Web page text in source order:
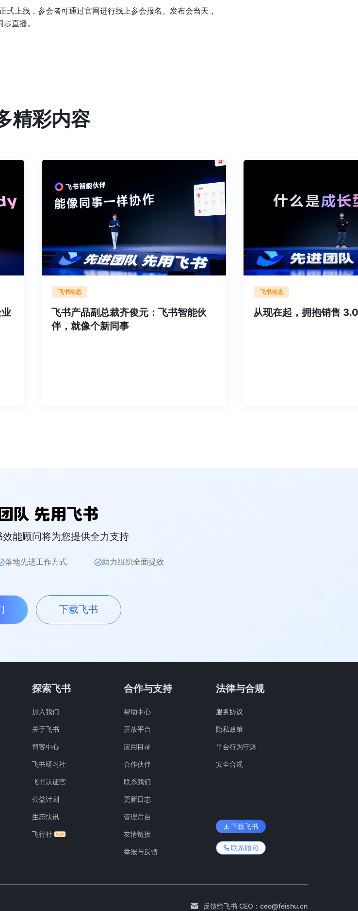
式上线，参会者可通过官网进行线上参会报名。发布会当天，
直播。
精彩内容
业
飞书动态
飞书产品副总裁齐俊元：飞书智能伙
伴，就像个新同事
飞书动态
从现在起，拥抱销售
能顾问将为您提供全力支持
落地先进工作方式 助力组织全面提效
下载飞书
探索飞书
加入我们
关于飞书
博客中心
飞书研习社
飞书认证官
公益计划
生态快讯
飞行社
合作与支持
帮助中心
开放平台
应用目录
合作伙伴
联系我们
更新日志
管理后台
友情链接
举报与反馈
法律与合规
服务协议
隐私政策
平台行为守则
安全合规
下载飞书
联系顾问
反馈给飞书 CEO： ceo@feishu.cn